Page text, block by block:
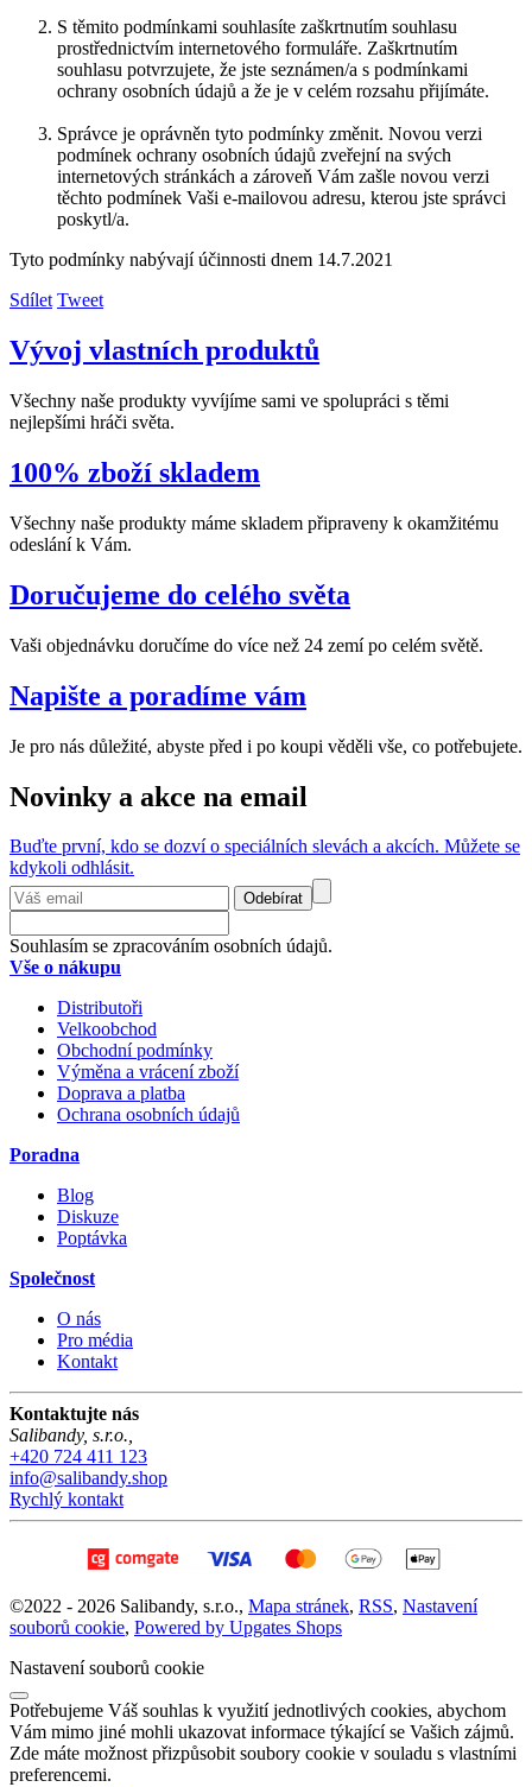
S těmito podmínkami souhlasíte zaškrtnutím souhlasu
prostřednictvím internetového formuláře. Zaškrtnutím
souhlasu potvrzujete, že jste seznámen/a s podmínkami
ochrany osobních údajů a že je v celém rozsahu přijímáte.
Správce je oprávněn tyto podmínky změnit. Novou verzi
podmínek ochrany osobních údajů zveřejní na svých
internetových stránkách a zároveň Vám zašle novou verzi
těchto podmínek Vaši e-mailovou adresu, kterou jste správci
poskytl/a.
Tyto podmínky nabývají účinnosti dnem 14.7.2021
Sdílet Tweet
Vývoj vlastních produktů
Všechny naše produkty vyvíjíme sami ve spolupráci s těmi
nejlepšími hráči světa.
100% zboží skladem
Všechny naše produkty máme skladem připraveny k okamžitému
odeslání k Vám.
Doručujeme do celého světa
Vaši objednávku doručíme do více než 24 zemí po celém světě.
Napište a poradíme vám
Je pro nás důležité, abyste před i po koupi věděli vše, co potřebujete.
Novinky a akce na email
Buďte první, kdo se dozví o speciálních slevách a akcích. Můžete se
kdykoli odhlásit.
Odebírat
Souhlasím se zpracováním osobních údajů.
Vše o nákupu
Distributoři
Velkoobchod
Obchodní podmínky
Výměna a vrácení zboží
Doprava a platba
Ochrana osobních údajů
Poradna
Blog
Diskuze
Poptávka
Společnost
O nás
Pro média
Kontakt
Kontaktujte nás
Salibandy, s.r.o.,
+420 724 411 123
info@salibandy.shop
Rychlý kontakt
©2022 - 2026 Salibandy, s.r.o., Mapa stránek, RSS, Nastavení
souborů cookie, Powered by Upgates Shops
Nastavení souborů cookie
Potřebujeme Váš souhlas k využití jednotlivých cookies, abychom
Vám mimo jiné mohli ukazovat informace týkající se Vašich zájmů.
Zde máte možnost přizpůsobit soubory cookie v souladu s vlastními
preferencemi.